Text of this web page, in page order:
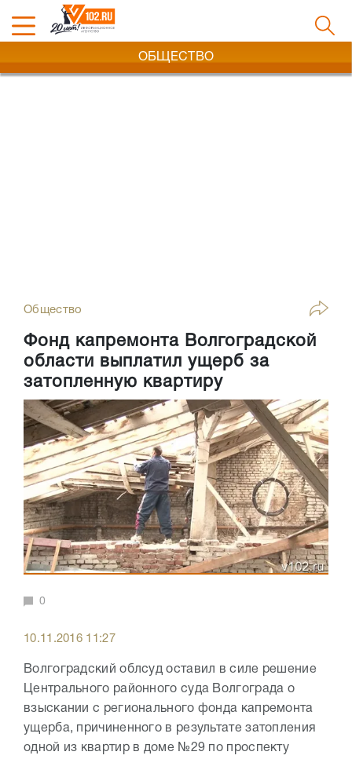
ОБЩЕСТВО
Общество
Фонд капремонта Волгоградской
области выплатил ущерб за
затопленную квартиру
0
10.11.2016 11:27
Волгоградский облсуд оставил в силе решение
Центрального районного суда Волгограда о
взыскании с регионального фонда капремонта
ущерба, причиненного в результате затопления
одной из квартир в доме №29 по проспекту